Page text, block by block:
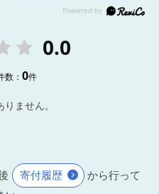
0.0
数：0件
ません。
寄付履歴
から行って